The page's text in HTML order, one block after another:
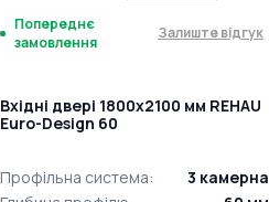
Попереднє
замовлення
Залиште відгук
Вхідні двері 1800x2100 мм REHAU
Euro-Design 60
Профільна система: 3 камерна